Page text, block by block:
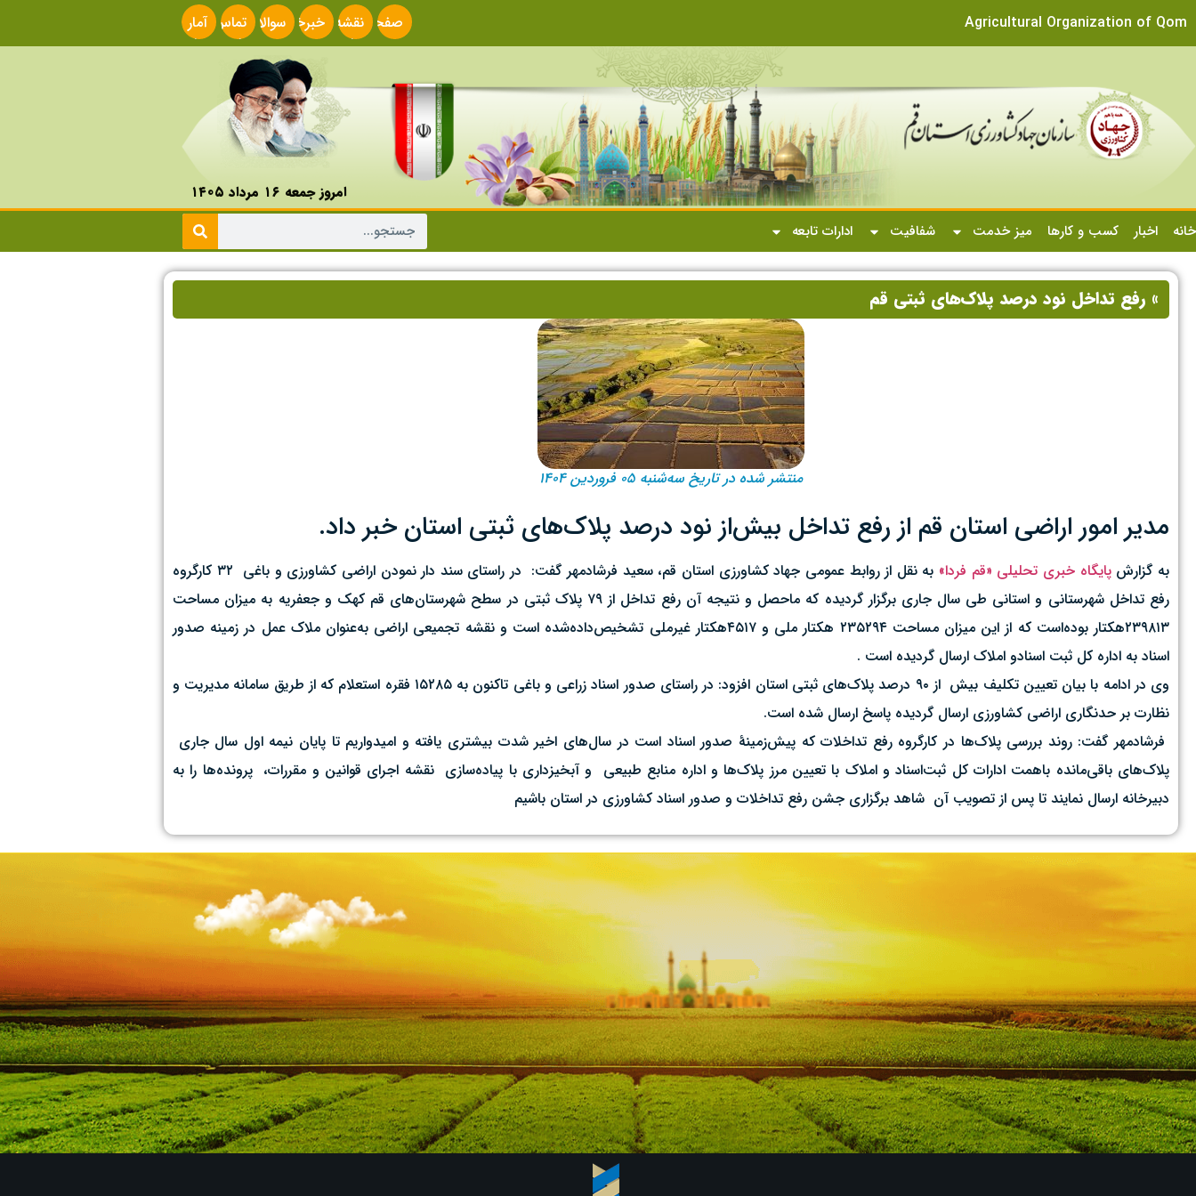
Agricultural Organization of Qom
صفحه
اصلی
نقشه
سایت
خبرخوانسوالات
متداول
تماس
با ما
آمار
سایت
امروز جمعه ۱۶ مرداد ۱۴۰۵
خانه
اخبار کسب و کارها میز خدمت شفافیت ادارات تابعه
» رفع تداخل نود درصد پلاک‌های ثبتی قم
منتشر شده در تاریخ سه‌شنبه ۰۵ فروردین ۱۴۰۴
مدیر امور اراضی استان قم از رفع تداخل بیش‌از نود درصد پلاک‌های ثبتی استان خبر داد.
به گزارشپایگاه خبری تحلیلی «قم فردا»
به نقل از روابط عمومی جهاد کشاورزی استان قم، سعید فرشادمهر گفت: در راستای سند دار نمودن اراضی کشاورزی و باغی ۳۲ کارگروه
رفع تداخل شهرستانی و استانی طی سال جاری برگزار گردیده که ماحصل و نتیجه آن رفع تداخل از ۷۹ پلاک ثبتی در سطح شهرستان‌های قم کهک و جعفریه به میزان مساحت
۲۳۹۸۱۳هکتار بوده‌است که از این میزان مساحت ۲۳۵۲۹۴ هکتار ملی و ۴۵۱۷هکتار غیرملی تشخیص‌داده‌شده است و نقشه تجمیعی اراضی به‌عنوان ملاک عمل در زمینه صدور
اسناد به اداره کل ثبت اسنادو املاک ارسال گردیده است .
وی در ادامه با بیان تعیین تکلیف بیش از ۹۰ درصد پلاک‌های ثبتی استان افزود: در راستای صدور اسناد زراعی و باغی تاکنون به ۱۵۲۸۵ فقره استعلام که از طریق سامانه مدیریت و
نظارت بر حدنگاری اراضی کشاورزی ارسال گردیده پاسخ ارسال شده است.
فرشادمهر گفت: روند بررسی پلاک‌ها در کارگروه رفع تداخلات که پیش‌زمینهٔ صدور اسناد است در سال‌های اخیر شدت بیشتری یافته و امیدواریم تا پایان نیمه اول سال جاری
پلاک‌های باقی‌مانده باهمت ادارات کل ثبت‌اسناد و املاک با تعیین مرز پلاک‌ها و اداره منابع طبیعی و آبخیزداری با پیاده‌سازی نقشه اجرای قوانین و مقررات، پرونده‌ها را به
دبیرخانه ارسال نمایند تا پس از تصویب آن شاهد برگزاری جشن رفع تداخلات و صدور اسناد کشاورزی در استان باشیم